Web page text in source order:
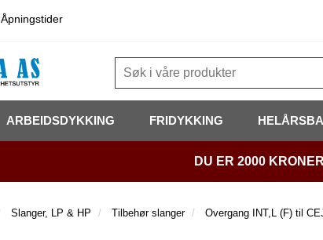
Åpningstider
ARBEIDSDYKKING FRIDYKKING
DU ER 2000
Slanger, LP & HP Tilbehør slanger Overgang INT,L (F) til